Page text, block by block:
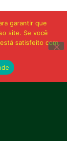
garantir que
site. Se você
satisfeito com